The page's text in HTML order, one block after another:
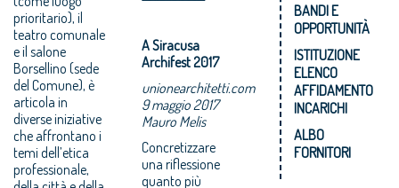
prioritario), il
teatro comunale
e il salone
Borsellino (sede
del Comune), è
articola in
diverse iniziative
che affrontano i
temi dell’etica
professionale,
A Siracusa
Archifest 2017
unionearchitetti.com
9 maggio 2017
Mauro Melis
Concretizzare
una riflessione
quanto più
BANDI E
OPPORTUNITÀ
ISTITUZIONE
ELENCO
AFFIDAMENTO
INCARICHI
ALBO
FORNITORI